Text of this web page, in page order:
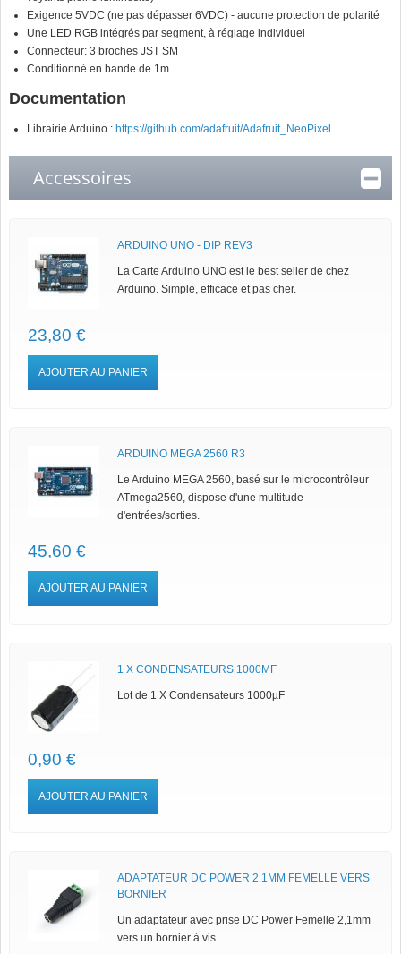
Exigence 5VDC (ne pas dépasser 6VDC) - aucune protection de polarité
Une LED RGB intégrés par segment, à réglage individuel
Connecteur: 3 broches JST SM
Conditionné en bande de 1m
Documentation
Librairie Arduino : https://github.com/adafruit/Adafruit_NeoPixel
Accessoires
ARDUINO UNO - DIP REV3
La Carte Arduino UNO est le best seller de chez
Arduino. Simple, efficace et pas cher.
23,80 €
AJOUTER AU PANIER
ARDUINO MEGA 2560 R3
Le Arduino MEGA 2560, basé sur le microcontrôleur
ATmega2560, dispose d'une multitude
d'entrées/sorties.
45,60 €
AJOUTER AU PANIER
1 X CONDENSATEURS 1000ΜF
Lot de 1 X Condensateurs 1000µF
0,90 €
AJOUTER AU PANIER
ADAPTATEUR DC POWER 2.1MM FEMELLE VERS
BORNIER
Un adaptateur avec prise DC Power Femelle 2,1mm
vers un bornier à vis